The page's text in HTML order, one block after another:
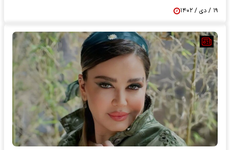
۱۹ / دی / ۱۴۰۲